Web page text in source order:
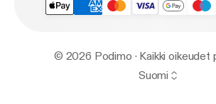
© 2026 Podimo · Kaikki oikeudet
Suomi